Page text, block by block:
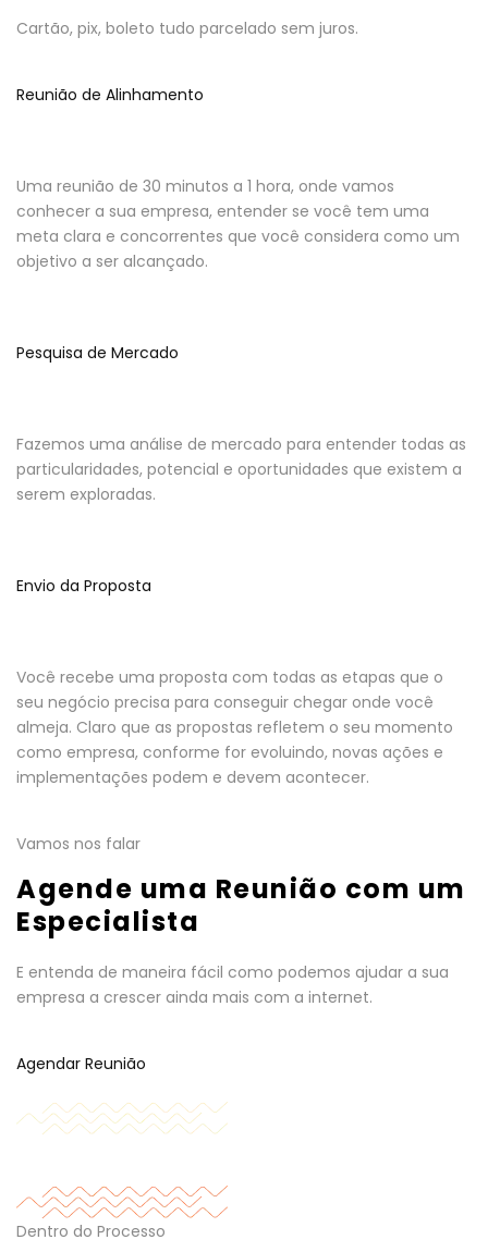
Cartão, pix, boleto tudo parcelado sem juros.
Reunião de Alinhamento
Uma reunião de 30 minutos a 1 hora, onde vamos
conhecer a sua empresa, entender se você tem uma
meta clara e concorrentes que você considera como um
objetivo a ser alcançado.
Pesquisa de Mercado
Fazemos uma análise de mercado para entender todas as
particularidades, potencial e oportunidades que existem a
serem exploradas.
Envio da Proposta
Você recebe uma proposta com todas as etapas que o
seu negócio precisa para conseguir chegar onde você
almeja. Claro que as propostas refletem o seu momento
como empresa, conforme for evoluindo, novas ações e
implementações podem e devem acontecer.
Vamos nos falar
Agende uma Reunião com um
Especialista
E entenda de maneira fácil como podemos ajudar a sua
empresa a crescer ainda mais com a internet.
Agendar Reunião
Dentro do Processo